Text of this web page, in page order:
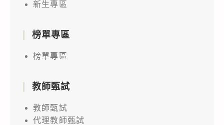
新生專區
榜單專區
榜單專區
教師甄試
教師甄試
代理教師甄試